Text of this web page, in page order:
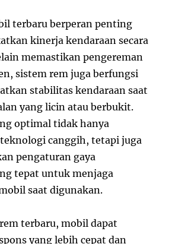
terbaru berperan penting
kinerja kendaraan secara
memastikan pengereman
sistem rem juga berfungsi
stabilitas kendaraan saat
yang licin atau berbukit.
optimal tidak hanya
canggih, tetapi juga
pengaturan gaya
tepat untuk menjaga
saat digunakan.
terbaru, mobil dapat
yang lebih cepat dan